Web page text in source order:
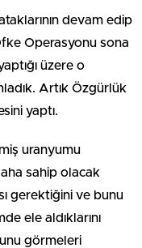
devam edip
Operasyonu sona
üzere o
Artık Özgürlük
yaptı.
uranyumu
sahip olacak
gerektiğini ve bunu
ele aldıklarını
görmeleri